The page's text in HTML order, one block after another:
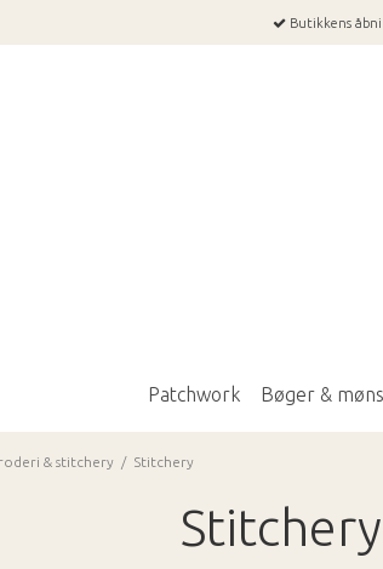
Butikkens
Patchwork Bøger &
& stitchery / Stitchery
Stitchery